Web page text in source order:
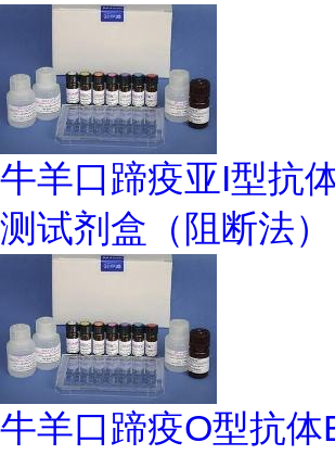
牛羊口蹄疫亚I型抗
测试剂盒（阻断法）
牛羊口蹄疫O型抗体